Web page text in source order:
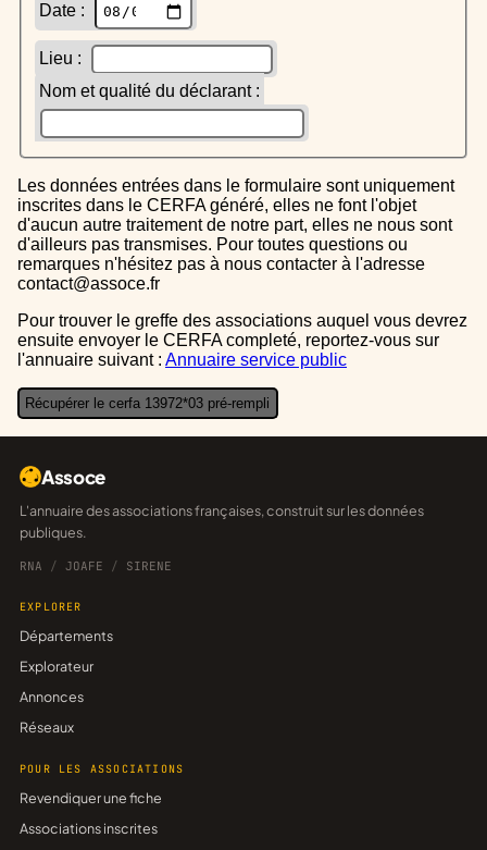
Date :
Lieu :
Nom et qualité du déclarant :
Les données entrées dans le formulaire sont uniquement
inscrites dans le CERFA généré, elles ne font l'objet
d'aucun autre traitement de notre part, elles ne nous sont
d'ailleurs pas transmises. Pour toutes questions ou
remarques n'hésitez pas à nous contacter à l'adresse
contact@assoce.fr
Pour trouver le greffe des associations auquel vous devrez
ensuite envoyer le CERFA completé, reportez-vous sur
l'annuaire suivant : Annuaire service public
Récupérer le cerfa 13972*03 pré-rempli
Assoce
L'annuaire des associations françaises, construit sur les données
publiques.
RNA / JOAFE / SIRENE
EXPLORER
Départements
Explorateur
Annonces
Réseaux
POUR LES ASSOCIATIONS
Revendiquer une fiche
Associations inscrites